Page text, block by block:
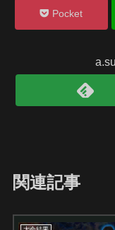
Pocket
関連記事